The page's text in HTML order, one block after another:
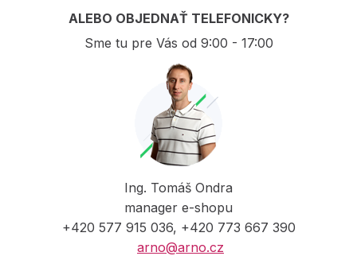
ALEBO OBJEDNAŤ TELEFONICKY?
Sme tu pre Vás od 9:00 - 17:00
Ing. Tomáš Ondra
manager e-shopu
+420 577 915 036, +420 773 667 390
arno@arno.cz